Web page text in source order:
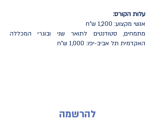
עלות הקורס:
אנשי מקצוע: 1,200 ש"ח
מתמחים, סטודנטים לתואר שני ובוגרי המכללה
האקדמית תל אביב-יפו: 1,000 ש"ח
להרשמה